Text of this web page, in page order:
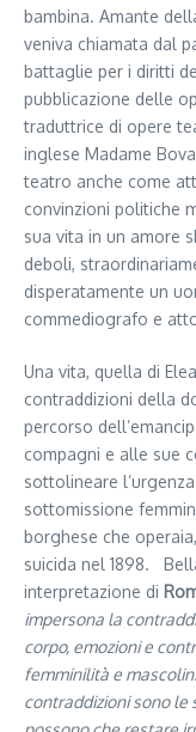
bambina. Amante
veniva chiamata dal
battaglie per i diritti
pubblicazione delle
traduttrice di opere
inglese Madame
teatro anche come
convinzioni politiche
sua vita in un amore
deboli,
disperatamente un
commediografo e
Una vita, quella di
contraddizioni della
percorso
compagni e alle sue
sottolineare
sottomissione
borghese che
suicida nel 1898.
interpretazione di
impersona la
corpo, emozioni e
femminilità e
contraddizioni sono le